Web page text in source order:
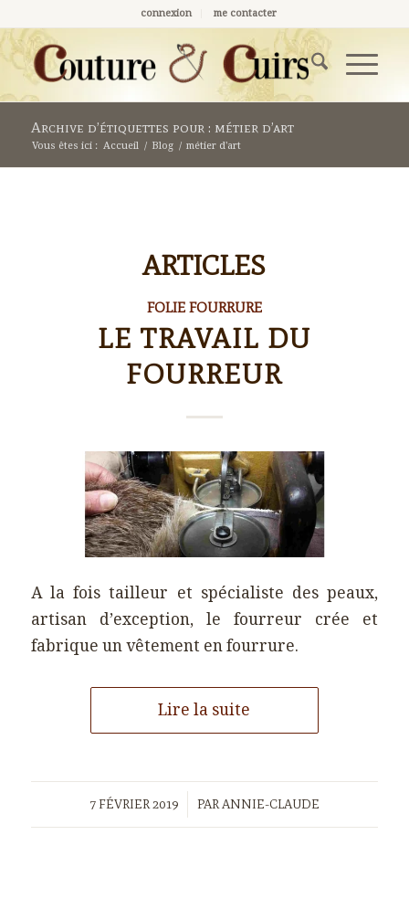
connexion me contacter
Archive d’étiquettes pour : métier d’art
Vous êtes ici : Accueil / Blog / métier d'art
ARTICLES
FOLIE FOURRURE
LE TRAVAIL DU
FOURREUR
A la fois tailleur et spécialiste des peaux,
artisan d’exception, le fourreur crée et
fabrique un vêtement en fourrure.
Lire la suite
7 FÉVRIER 2019
/ PARANNIE-CLAUDE